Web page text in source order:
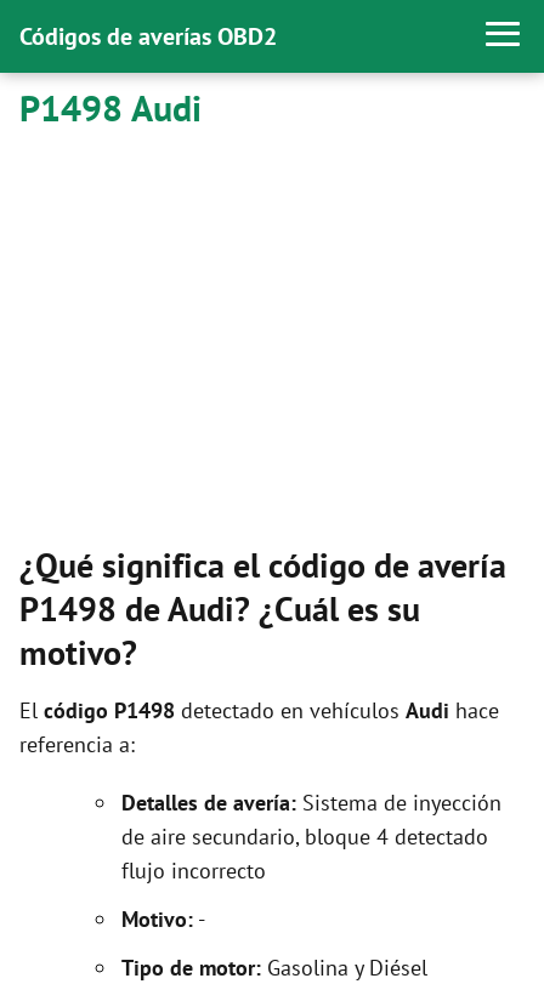
Códigos de averías OBD2
P1498 Audi
¿Qué significa el código de avería
P1498 de Audi? ¿Cuál es su
motivo?
El código P1498 detectado en vehículos Audi hace
referencia a:
Detalles de avería: Sistema de inyección
de aire secundario, bloque 4 detectado
flujo incorrecto
Motivo: -
Tipo de motor: Gasolina y Diésel